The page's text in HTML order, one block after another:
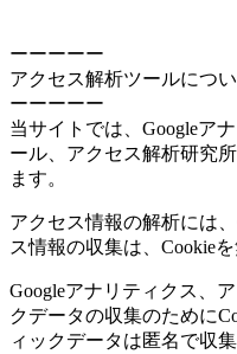
ーーーーー
アクセス解析ツールにつ
ーーーーー
当サイトでは、Googleア
ール、アクセス解析研究
ます。
アクセス情報の解析には
ス情報の収集は、Cookie
Googleアナリティクス、
クデータの収集のために
ィックデータは匿名で収